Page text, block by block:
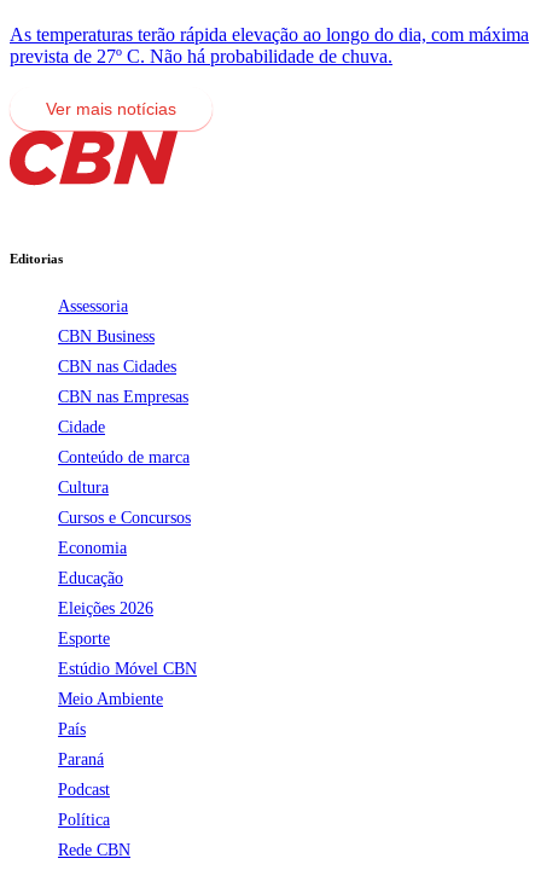
As temperaturas terão rápida elevação ao longo do dia, com máxima
prevista de 27º C. Não há probabilidade de chuva.
Ver mais notícias
Editorias
Assessoria
CBN Business
CBN nas Cidades
CBN nas Empresas
Cidade
Conteúdo de marca
Cultura
Cursos e Concursos
Economia
Educação
Eleições 2026
Esporte
Estúdio Móvel CBN
Meio Ambiente
País
Paraná
Podcast
Política
Rede CBN